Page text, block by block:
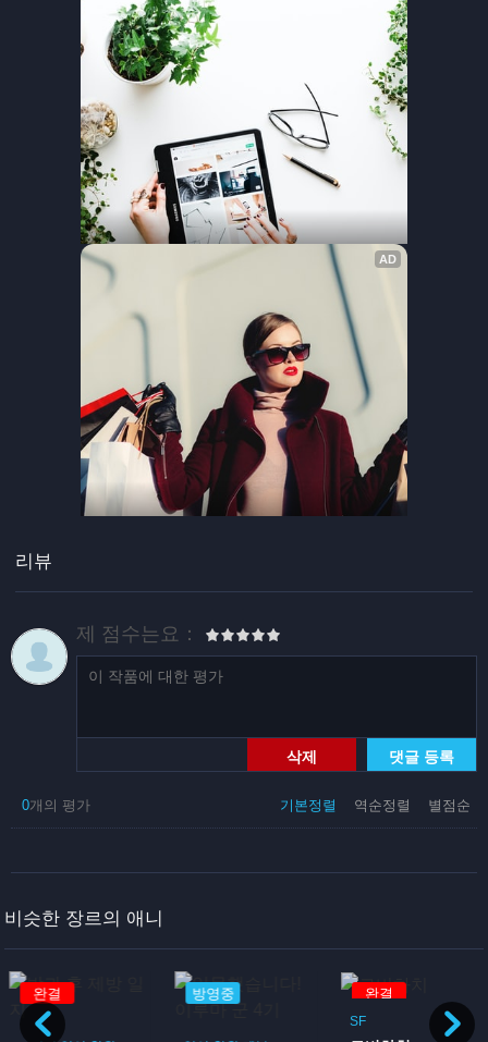
리뷰
제 점수는요：
삭제 댓글 등록
기본정렬 역순정렬 별점순
0개의 평가
비슷한 장르의 애니
완결 방영중 완결
SF